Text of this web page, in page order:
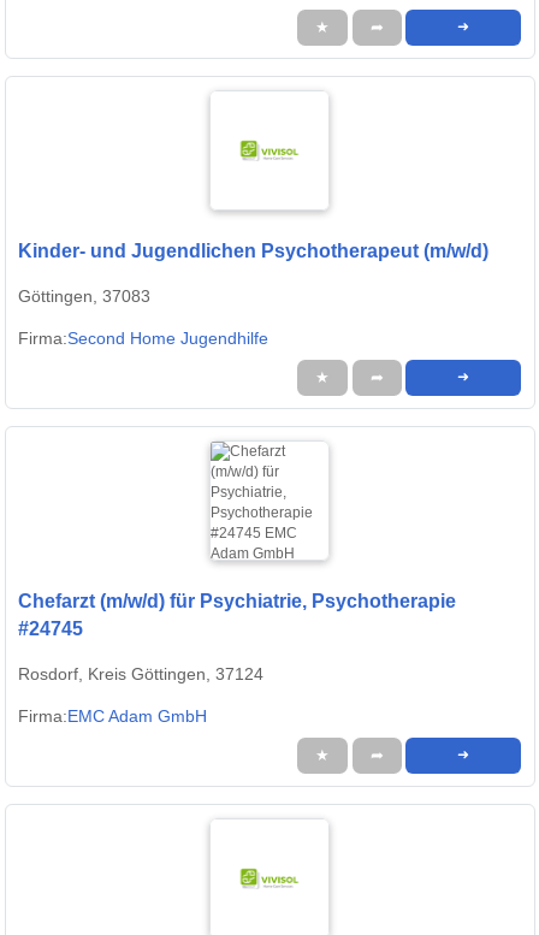
★ ➦ ➜
Kinder- und Jugendlichen Psychotherapeut (m/w/d)
Göttingen, 37083
Firma:Second Home Jugendhilfe
★ ➦ ➜
Chefarzt (m/w/d) für Psychiatrie, Psychotherapie
#24745
Rosdorf, Kreis Göttingen, 37124
Firma:EMC Adam GmbH
★ ➦ ➜